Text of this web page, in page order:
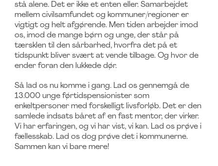
stå alene. Det er ikke et enten eller. Samarbejdet
mellem civilsamfundet og kommuner/regioner er
vigtigt og helt afgørende. Men tiden arbejder imod
os, imod de mange børn og unge, der står på
tærsklen til den sårbarhed, hvorfra det på et
tidspunkt bliver svært at vende tilbage. Og hvor de
ender foran den lukkede dør.
Så lad os nu komme i gang. Lad os gennemgå de
13.000 unge førtidspensionister som
enkeltpersoner med forskelligt livsforløb. Det er den
samlede indsats båret af en fast mentor, der virker.
Vi har erfaringen, og vi har vist, vi kan. Lad os prøve i
fællesskab. Lad os dog prøve det i kommunerne.
Sammen kan vi bare mere!